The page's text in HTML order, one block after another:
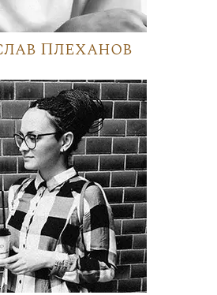
Плеханов